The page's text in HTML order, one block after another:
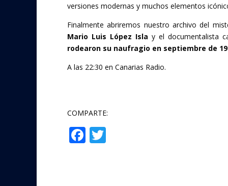
versiones modernas y muchos elementos
Finalmente abriremos nuestro archivo del
Mario Luis López Isla y el documentalista
rodearon su naufragio en septiembre de
A las 22:30 en Canarias Radio.
COMPARTE:
F